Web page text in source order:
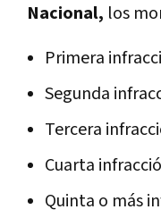
Nacional, los
Primera
Segunda
Tercera
Cuarta
Quinta o más